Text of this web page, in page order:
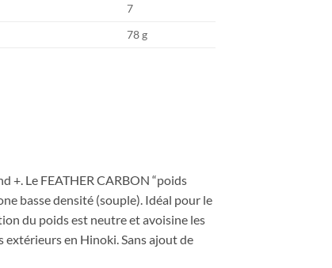
7
78 g
+. Le FEATHER CARBON “poids
basse densité (souple). Idéal pour le
du poids est neutre et avoisine les
extérieurs en Hinoki. Sans ajout de